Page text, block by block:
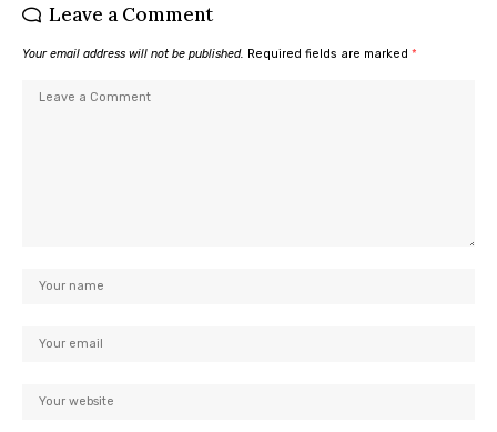
Leave a Comment
Your email address will not be published. Required fields are marked *